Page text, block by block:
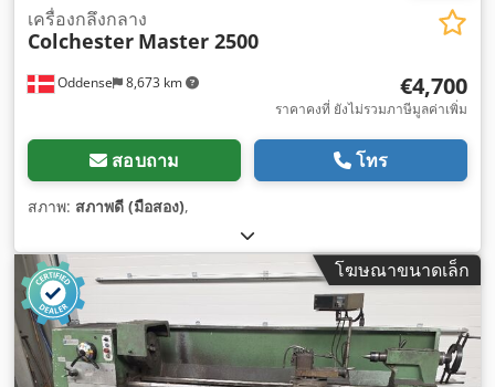
Oddense 8,673 km
เครื่องกลึงกลาง
Colchester Master 2500
€4,700
ราคาคงที่ ยังไม่รวมภาษีมูลค่าเพิ่ม
สอบถาม โทร
สภาพ: สภาพดี (มือสอง),
โฆษณาขนาดเล็ก